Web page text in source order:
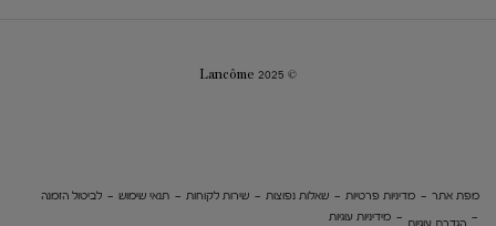
© Lancôme 2025
מפת אתר מדיניות פרטיות שאלות נפוצות שירות לקוחות תנאי שימוש
לביטול הזמנה
הגדרת עוגיות
מידיניות עוגיות